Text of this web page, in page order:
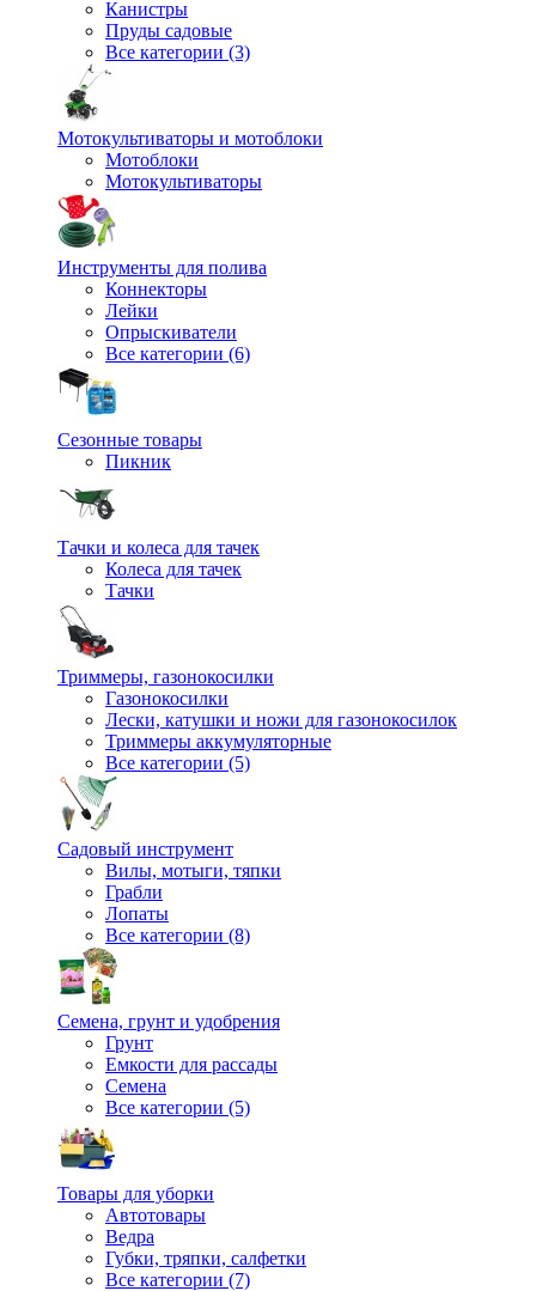
Канистры
Пруды садовые
Все категории (3)
Мотокультиваторы и мотоблоки
Мотоблоки
Мотокультиваторы
Инструменты для полива
Коннекторы
Лейки
Опрыскиватели
Все категории (6)
Сезонные товары
Пикник
Тачки и колеса для тачек
Колеса для тачек
Тачки
Триммеры, газонокосилки
Газонокосилки
Лески, катушки и ножи для газонокосилок
Триммеры аккумуляторные
Все категории (5)
Садовый инструмент
Вилы, мотыги, тяпки
Грабли
Лопаты
Все категории (8)
Семена, грунт и удобрения
Грунт
Емкости для рассады
Семена
Все категории (5)
Товары для уборки
Автотовары
Ведра
Губки, тряпки, салфетки
Все категории (7)